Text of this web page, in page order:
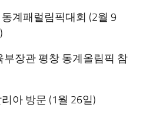
계패럴림픽대회 (2월 9
장관 평창 동계올림픽 참
아 방문 (1월 26일)